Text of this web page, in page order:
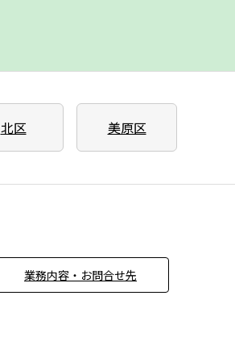
北区 美原区
業務内容・お問合せ先